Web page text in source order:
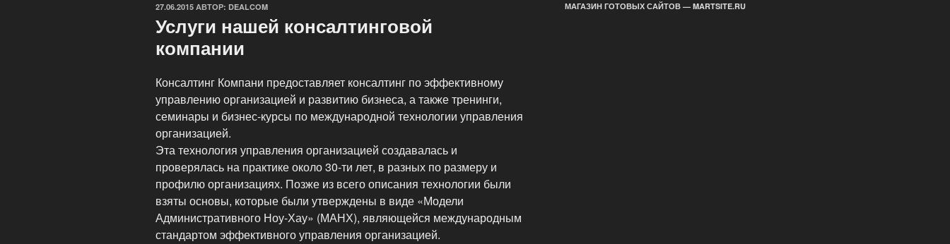
ОПУБЛИКОВАНО
27.06.2015 АВТОР: DEALCOM
Услуги нашей консалтинговой
компании
Консалтинг Компани предоставляет консалтинг по эффективному
управлению организацией и развитию бизнеса, а также тренинги,
семинары и бизнес-курсы по международной технологии управления
организацией.
Эта технология управления организацией создавалась и
проверялась на практике около 30-ти лет, в разных по размеру и
профилю организациях. Позже из всего описания технологии были
взяты основы, которые были утверждены в виде «Модели
Административного Ноу-Хау» (МАНХ), являющейся международным
стандартом эффективного управления организацией.
МАГАЗИН ГОТОВЫХ САЙТОВ — MARTSITE.RU